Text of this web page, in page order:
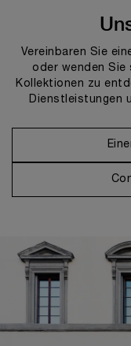
Vereinbaren Sie
oder wenden Sie
Kollektionen zu
Dienstleistungen